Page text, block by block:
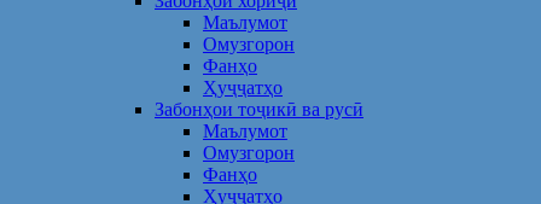
Маълумот
Омузгорон
Фанҳо
Ҳуҷҷатҳо
Забонҳои тоҷикӣ ва русӣ
Маълумот
Омузгорон
Фанҳо
Ҳуҷҷатҳо